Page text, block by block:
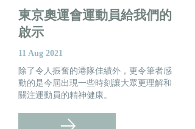
​東京奧運會運動員給我們的
啟示
11 Aug 2021
除了令人振奮的港隊佳績外，更令筆者感
動的是今屆出現一些時刻讓大眾更理解和
關注運動員的精神健康。